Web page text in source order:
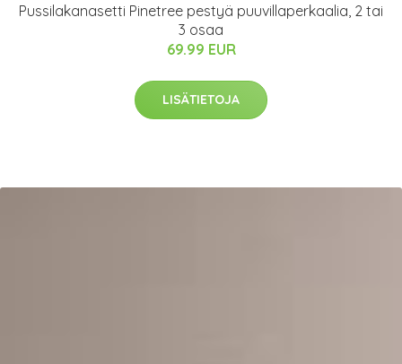
Pussilakanasetti Pinetree pestyä puuvillaperkaalia, 2 tai
3 osaa
69.99 EUR
LISÄTIETOJA